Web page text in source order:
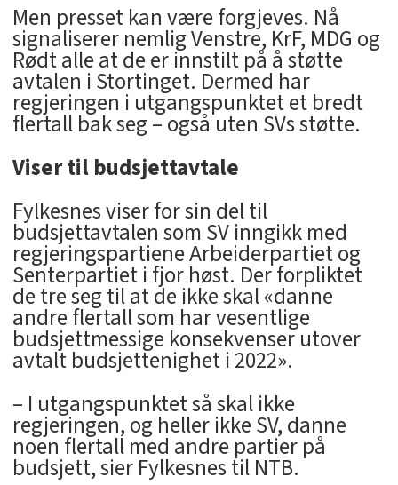
Men presset kan være forgjeves. Nå
signaliserer nemlig Venstre, KrF, MDG og
Rødt alle at de er innstilt på å støtte
avtalen i Stortinget. Dermed har
regjeringen i utgangspunktet et bredt
flertall bak seg – også uten SVs støtte.
Viser til budsjettavtale
Fylkesnes viser for sin del til
budsjettavtalen som SV inngikk med
regjeringspartiene Arbeiderpartiet og
Senterpartiet i fjor høst. Der forpliktet
de tre seg til at de ikke skal «danne
andre flertall som har vesentlige
budsjettmessige konsekvenser utover
avtalt budsjettenighet i 2022».
– I utgangspunktet så skal ikke
regjeringen, og heller ikke SV, danne
noen flertall med andre partier på
budsjett, sier Fylkesnes til NTB.